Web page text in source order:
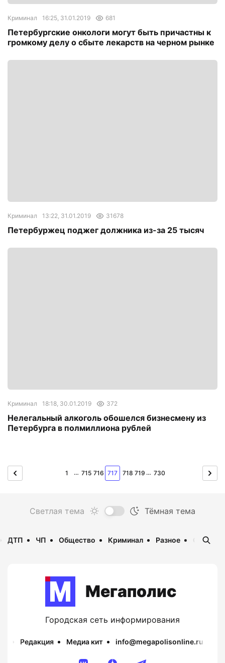
Криминал 16:25, 31.01.2019 681
Петербургские онкологи могут быть причастны к
громкому делу о сбыте лекарств на черном рынке
Криминал 13:22, 31.01.2019 31678
Петербуржец поджег должника из-за 25 тысяч
Криминал 18:18, 30.01.2019 372
Нелегальный алкоголь обошелся бизнесмену из
Петербурга в полмиллиона рублей
1 … 715 716 717 718 719 … 730
ДТП ЧП Общество Криминал Разное
Мегаполис
Городская сеть информирования
Редакция Медиа кит info@megapolisonline.ru